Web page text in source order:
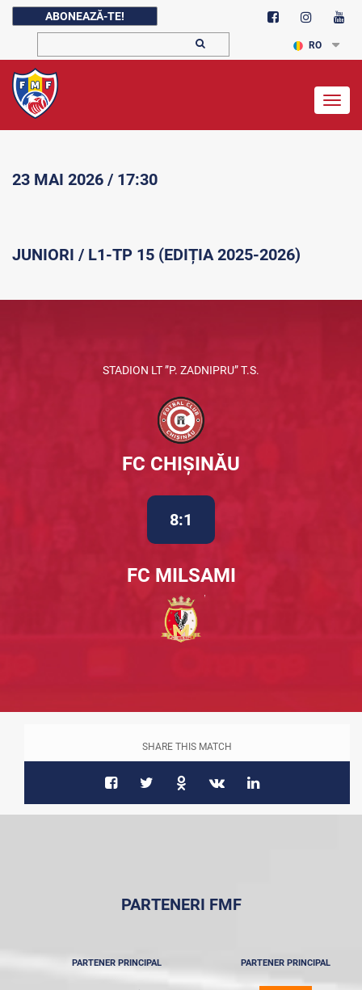
ABONEAZĂ-TE!
RO
23 MAI 2026 / 17:30
JUNIORI / L1-TP 15 (EDIȚIA 2025-2026)
STADION LT ”P. ZADNIPRU” T.S.
FC CHIȘINĂU
8:1
FC MILSAMI
SHARE THIS MATCH
PARTENERI FMF
PARTENER PRINCIPAL PARTENER PRINCIPAL